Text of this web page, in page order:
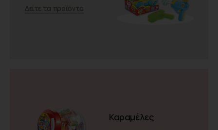
Δείτε τα προϊόντα
Καραμέλες